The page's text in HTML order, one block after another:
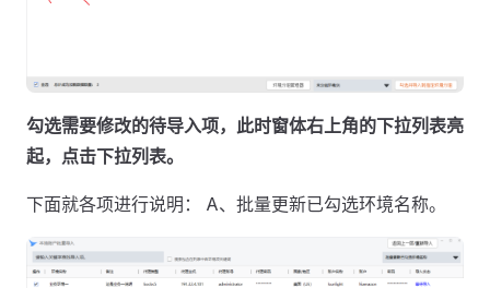
勾选需要修改的待导入项，此时窗体右上角的下拉列表亮
起，点击下拉列表。
下面就各项进行说明： A、批量更新已勾选环境名称。